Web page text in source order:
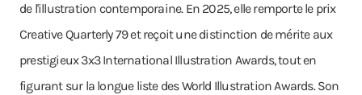
de l'illustration contemporaine. En 2025, elle remporte le prix
Creative Quarterly 79 et reçoit une distinction de mérite aux
prestigieux 3x3 International Illustration Awards, tout en
figurant sur la longue liste des World Illustration Awards. Son